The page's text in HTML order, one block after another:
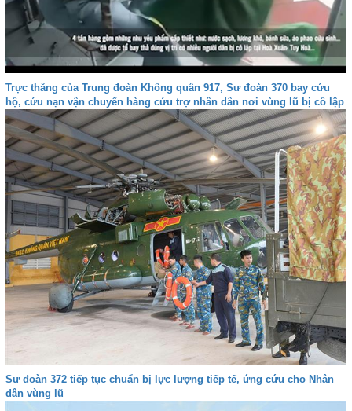
Trực thăng của Trung đoàn Không quân 917, S­ư đoàn 370 bay cứu
hộ, cứu nạn vận chuyển hàng cứu trợ nhân dân nơi vùng lũ bị cô lập
Sư đoàn 372 tiếp tục chuẩn bị lực lượng tiếp tế, ứng cứu cho Nhân
dân vùng lũ